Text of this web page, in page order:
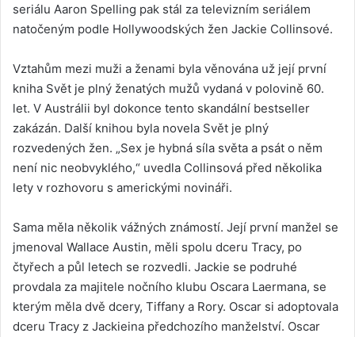
seriálu Aaron Spelling pak stál za televizním seriálem
natočeným podle Hollywoodských žen Jackie Collinsové.
Vztahům mezi muži a ženami byla věnována už její první
kniha Svět je plný ženatých mužů vydaná v polovině 60.
let. V Austrálii byl dokonce tento skandální bestseller
zakázán. Další knihou byla novela Svět je plný
rozvedených žen. „Sex je hybná síla světa a psát o něm
není nic neobvyklého,“ uvedla Collinsová před několika
lety v rozhovoru s americkými novináři.
Sama měla několik vážných známostí. Její první manžel se
jmenoval Wallace Austin, měli spolu dceru Tracy, po
čtyřech a půl letech se rozvedli. Jackie se podruhé
provdala za majitele nočního klubu Oscara Laermana, se
kterým měla dvě dcery, Tiffany a Rory. Oscar si adoptovala
dceru Tracy z Jackieina předchozího manželství. Oscar